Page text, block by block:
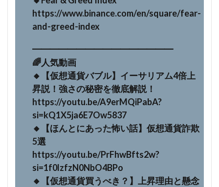
https://www.binance.com/en/square/fear-
and-greed-index
━━━━━━━━━━━━━━━━
🌈人気動画
🔸【仮想通貨バブル】イーサリアム4倍上
昇説！強さの秘密を徹底解説！
https://youtu.be/A9erMQiPabA?
si=kQ1X5ja6E7Ow5837
🔸【ほんとにあった怖い話】仮想通貨詐欺
5選
https://youtu.be/PrFhwBfts2w?
si=1f0lzfzN0NbO4BPo
🔸【仮想通貨買うべき？】上昇理由と懸念